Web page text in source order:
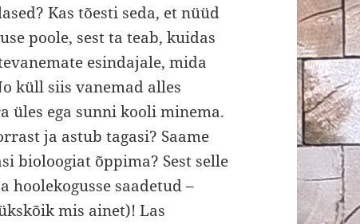
Kas tõesti seda, et nüüd
poole, sest ta teab, kuidas
esindajale, mida
küll siis vanemad alles
üles ega sunni kooli minema.
ja astub tagasi? Saame
bioloogiat õppima? Sest selle
hoolekogusse saadetud –
mis ainet)! Las